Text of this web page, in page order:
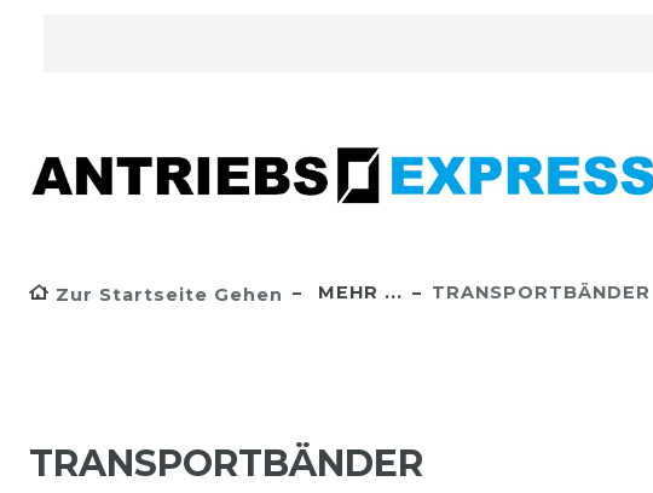
Zur Startseite Gehen MEHR ... TRANSPORTBÄNDER
TRANSPORTBÄNDER